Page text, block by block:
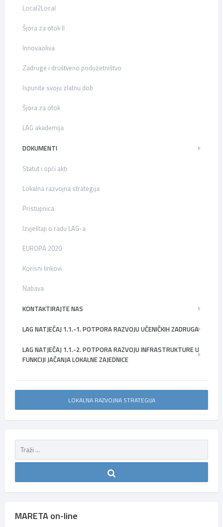
Local2Local
Šjora za otok II
Innovaoliva
Zadruge i društveno poduzetništvo
Ispunite svoju zlatnu dob
Šjora za otok
LAG akademija
DOKUMENTI
Statut i opći akti
Lokalna razvojna strategija
Pristupnica
Izvještaji o radu LAG-a
EUROPA 2020
Korisni linkovi
Nabava
KONTAKTIRAJTE NAS
LAG NATJEČAJ 1.1.-1. POTPORA RAZVOJU UČENIČKIH ZADRUGA
LAG NATJEČAJ 1.1.-2. POTPORA RAZVOJU INFRASTRUKTURE U
FUNKCIJI JAČANJA LOKALNE ZAJEDNICE
LOKALNA RAZVOJNA STRATEGIJA
MARETA on-line